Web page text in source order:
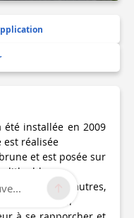
été installée en 2009
est réalisée
et est posée sur
blanc.
petite que les autres,
aussi